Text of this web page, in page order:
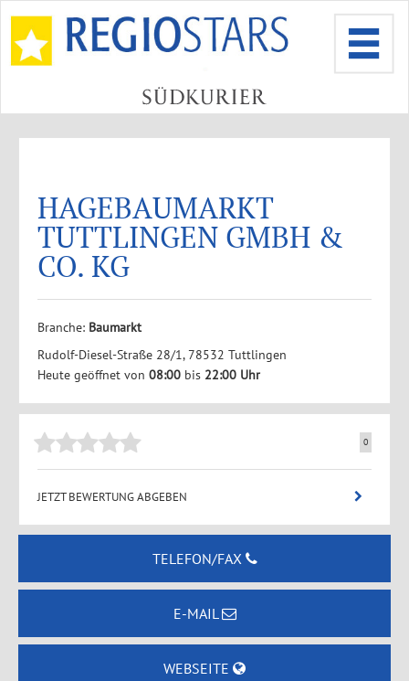
HAGEBAUMARKT
TUTTLINGEN GMBH &
CO. KG
Branche: Baumarkt
Rudolf-Diesel-Straße 28/1, 78532 Tuttlingen
Heute geöffnet von 08:00bis 22:00 Uhr
0
JETZT BEWERTUNG ABGEBEN
TELEFON/FAX
E-MAIL
WEBSEITE